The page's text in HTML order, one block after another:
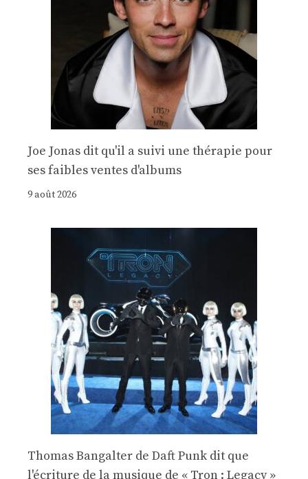
Joe Jonas dit qu'il a suivi une thérapie pour
ses faibles ventes d'albums
9 août 2026
Thomas Bangalter de Daft Punk dit que
l'écriture de la musique de « Tron : Legacy »